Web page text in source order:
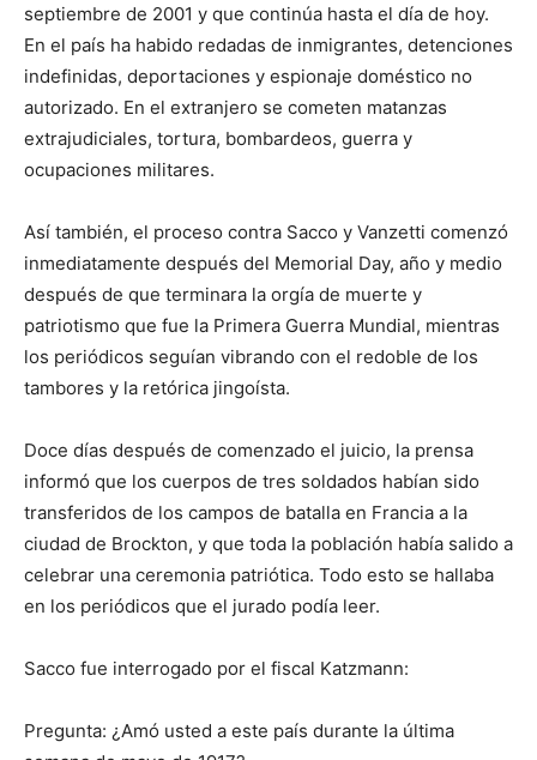
septiembre de 2001 y que continúa hasta el día de hoy.
En el país ha habido redadas de inmigrantes, detenciones
indefinidas, deportaciones y espionaje doméstico no
autorizado. En el extranjero se cometen matanzas
extrajudiciales, tortura, bombardeos, guerra y
ocupaciones militares.
Así también, el proceso contra Sacco y Vanzetti comenzó
inmediatamente después del Memorial Day, año y medio
después de que terminara la orgía de muerte y
patriotismo que fue la Primera Guerra Mundial, mientras
los periódicos seguían vibrando con el redoble de los
tambores y la retórica jingoísta.
Doce días después de comenzado el juicio, la prensa
informó que los cuerpos de tres soldados habían sido
transferidos de los campos de batalla en Francia a la
ciudad de Brockton, y que toda la población había salido a
celebrar una ceremonia patriótica. Todo esto se hallaba
en los periódicos que el jurado podía leer.
Sacco fue interrogado por el fiscal Katzmann:
Pregunta: ¿Amó usted a este país durante la última